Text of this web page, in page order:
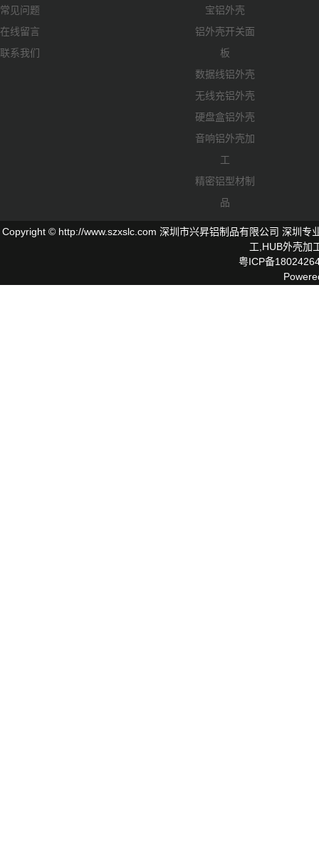
常见问题
在线留言
联系我们
宝铝外壳
铝外壳开关面
板
数据线铝外壳
无线充铝外壳
硬盘盒铝外壳
音响铝外壳加
工
精密铝型材制
品
Copyright © http://www.szxslc.com 深圳市兴昇铝制品有限公司 深圳专
工, HUB外壳加
粤ICP备